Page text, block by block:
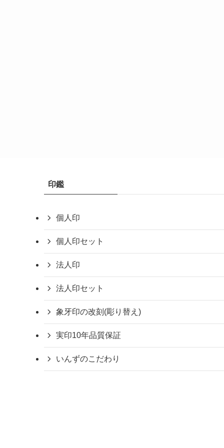
印鑑
個人印
個人印セット
法人印
法人印セット
象牙印の改刻(彫り替え)
実印10年品質保証
いんずのこだわり